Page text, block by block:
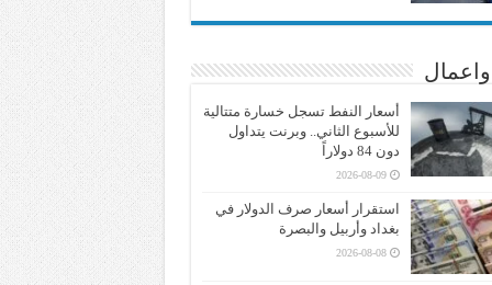
أسعار النفط تسجل خسارة متتالية
للأسبوع الثاني.. وبرنت يتداول
دون 84 دولاراً
2026-08-09
استقرار أسعار صرف الدولار في
بغداد وأربيل والبصرة
2026-08-08